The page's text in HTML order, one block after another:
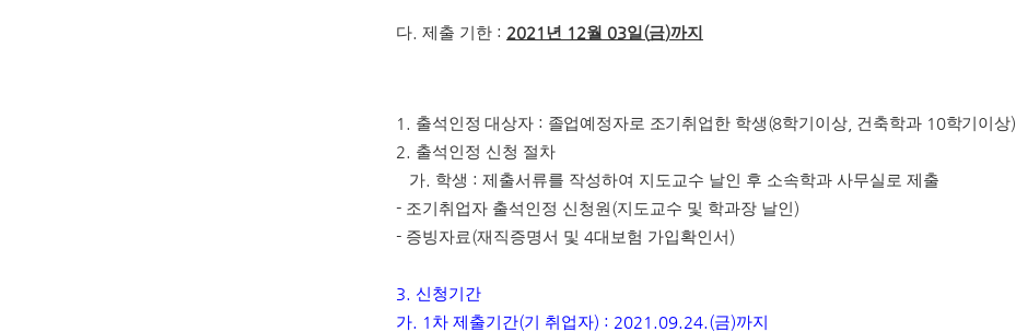
다 제출 기한 : 2021 년 12월 03일 (금)까지
1. 출석인정 대상자 : 졸업예정자로 조기취업한 학생(8학기이상, 건축학과 10학기이상)
2. 출석인정 신청 절차
가
학생 : 제출서류를 작성하여 지도교수 날인 후 소속학과 사무실로 제출
- 조기취업자 출석인정 신청원 (지도교수 및 학과장 날인 )
- 증빙자료(재직증명서 및 4대보험 가입확인서 )
3. 신청기간
가 . 1 차 제출기간(기 취업자) : 2021.09.24.(금)까지